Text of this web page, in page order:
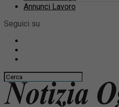
Annunci Lavoro
Seguici su